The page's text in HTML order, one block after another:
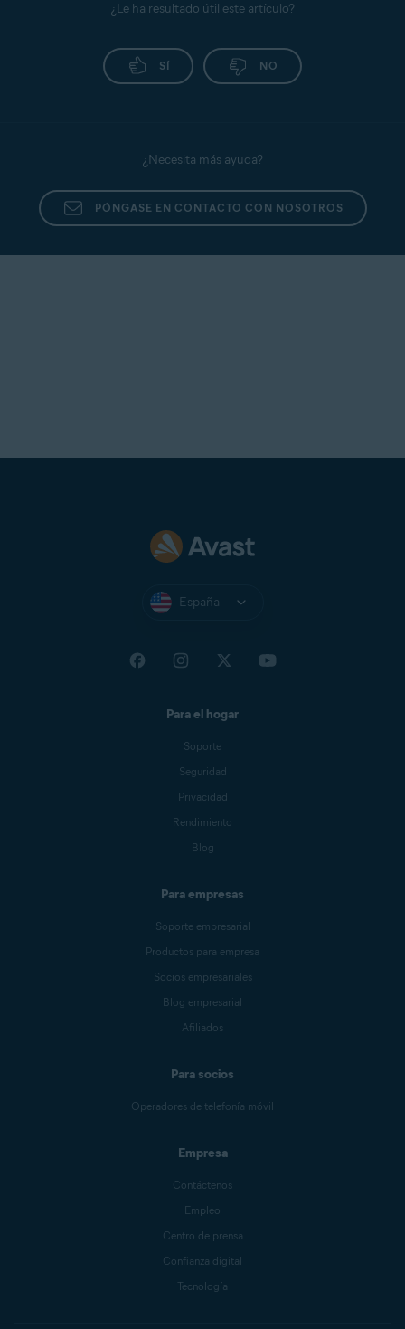
¿Le ha resultado útil este artículo?
SÍ NO
¿Necesita más ayuda?
PÓNGASE EN CONTACTO CON NOSOTROS
España
Para el hogar
Soporte
Seguridad
Privacidad
Rendimiento
Blog
Para empresas
Soporte empresarial
Productos para empresa
Socios empresariales
Blog empresarial
Afiliados
Para socios
Operadores de telefonía móvil
Empresa
Contáctenos
Empleo
Centro de prensa
Confianza digital
Tecnología